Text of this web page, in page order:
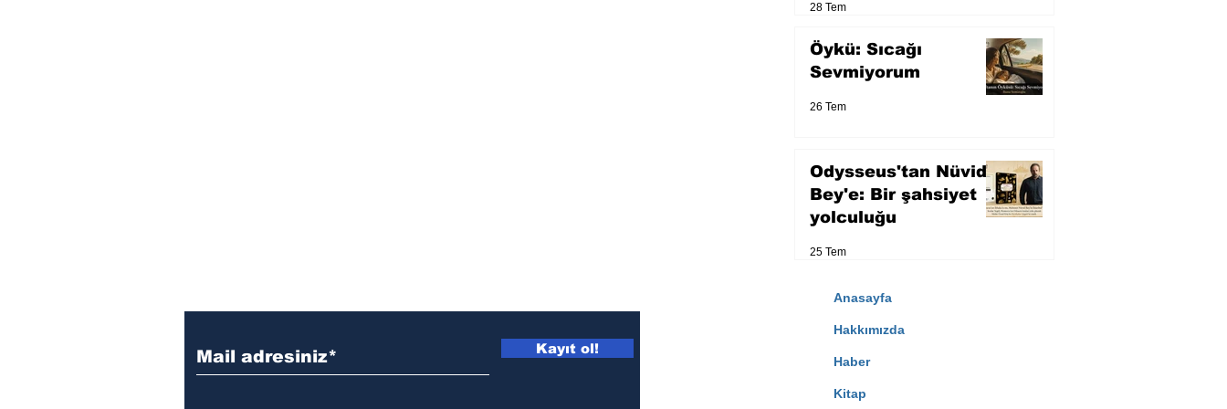
28 Tem
Öykü: Sıcağı
Sevmiyorum
26 Tem
Odysseus'tan Nüvid
Bey'e: Bir şahsiyet
yolculuğu
25 Tem
Kayıt ol!
Anasayfa
Hakkımızda
Haber
Kitap